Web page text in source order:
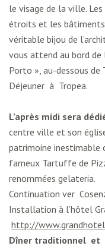
le visage de la ville.
étroits et les
véritable bijou de
vous attend au bord de
Porto », au-dessous de
Déjeuner à Tropea.
L’après midi sera
centre ville et son
patrimoine
fameux Tartuffe de
renommées gelateria.
Continuation ver
Installation à l’hôtel
http://
Dîner traditionnel et